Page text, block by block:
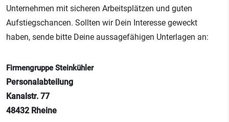
Unternehmen mit sicheren Arbeitsplätzen und guten
Aufstiegschancen. Sollten wir Dein Interesse geweckt
haben, sende bitte Deine aussagefähigen Unterlagen an:
Firmengruppe Steinkühler
Personalabteilung
Kanalstr. 77
48432 Rheine